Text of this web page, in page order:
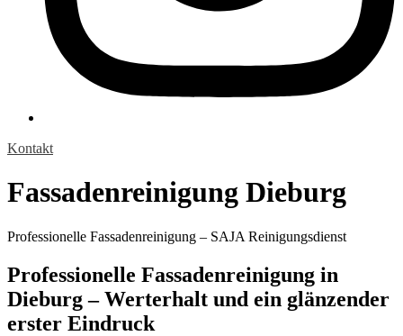
Kontakt
Fassadenreinigung Dieburg
Professionelle Fassadenreinigung – SAJA Reinigungsdienst
Professionelle Fassadenreinigung in
Dieburg – Werterhalt und ein glänzender
erster Eindruck